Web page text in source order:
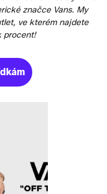
značce Vans. My
ve kterém najdete
procent!